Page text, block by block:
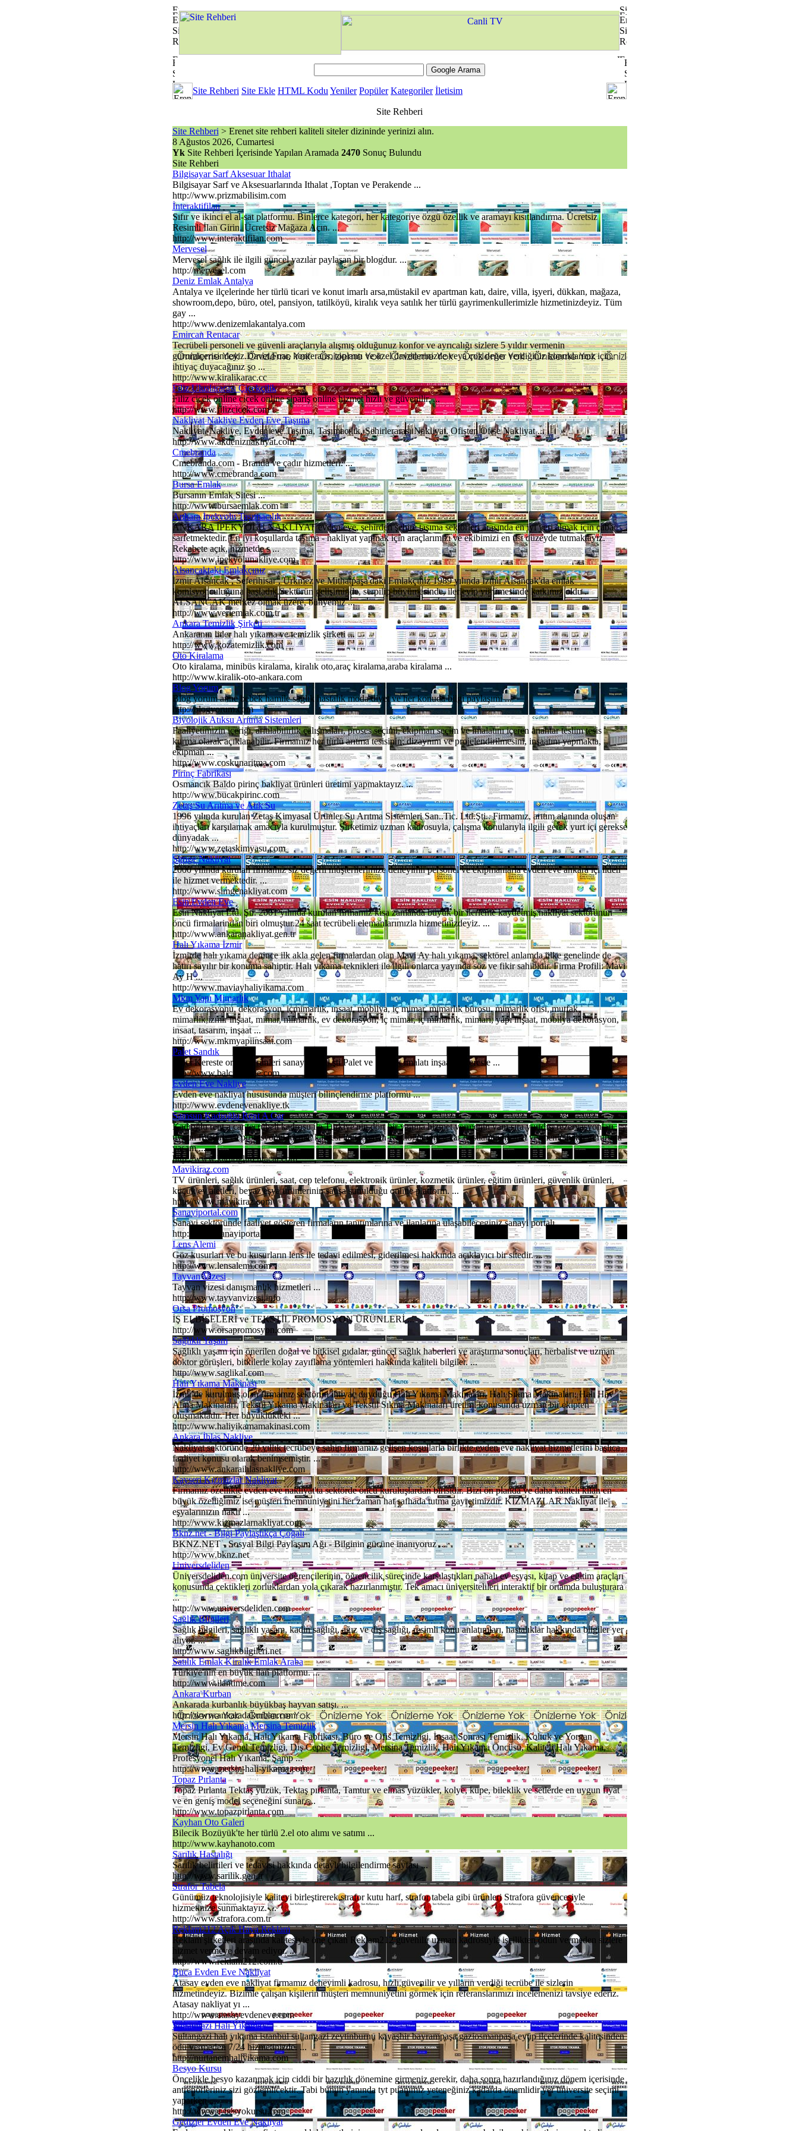
Site Rehberi Site Ekle HTML Kodu Yeniler Popüler Kategoriler İletisim
Site Rehberi
Site Rehberi > Erenet site rehberi kaliteli siteler dizininde yerinizi alın.
8 Ağustos 2026, Cumartesi
YkSite Rehberi İçerisinde Yapılan Aramada 2470Sonuç Bulundu
Site Rehberi
Bilgisayar Sarf Aksesuar Ithalat
Bilgisayar Sarf ve Aksesuarlarında Ithalat ,Toptan ve Perakende ...
http://www.prizmabilisim.com
İnteraktifilan
Sıfır ve ikinci el al-sat platformu. Binlerce kategori, her kategoriye özgü özellik ve aramayı kısıtlandırma. Ücretsiz
Resimli İlan Girin. Ücretsiz Mağaza Açın. ...
http://www.interaktifilan.com
Mervesel
Mervesel sağlık ile ilgili güncel yazılar paylaşan bir blogdur. ...
http://mervesel.com
Deniz Emlak Antalya
Antalya ve ilçelerinde her türlü ticari ve konut imarlı arsa,müstakil ev apartman katı, daire, villa, işyeri, dükkan, mağaza,
showroom,depo, büro, otel, pansiyon, tatilköyü, kiralık veya satılık her türlü gayrimenkullerimizle hizmetinizdeyiz. Tüm
gay ...
http://www.denizemlakantalya.com
Emircan Rentacar
Tecrübeli personeli ve güvenli araçlarıyla alışmış olduğunuz konfor ve ayrıcalığı sizlere 5 yıldır vermenin
gururuiçerisindeyiz.Davet,Fuar, konferans, toplantı ve özel davetlerinizde veya çok değer verdiğiniz konuklarınız için,
ihtiyaç duyacağınız şo ...
http://www.kiralikarac.cc
Filiz Uluslararası Çiçekçilik
Filiz cicek online cicek online sipariş online hizmet hızlı ve güvenilir. ...
http://www.filizcicek.com
Nakliyat Nakliye Evden Eve Taşıma
Nakliyat, Nakliye, Evden eve Taşıma, Taşımacılık, Şehirlerarası Nakliyat, Ofisten Ofise Nakliyat ...
http://www.akdeniznakliyat.com
Cmebranda
Cmebranda.com - Branda ve çadır hizmetleri. ...
http://www.cmebranda.com
Bursa Emlak
Bursanın Emlak Sitesi ...
http://www.bursaemlak.com
Ankara İpekyolu Taşımacılık
ANKARA İPEKYOLU NAKLİYAT evden eve, şehirden şehire taşıma sektörleri arasında en iyi yeri almak için çaba
sarfetmektedir. En iyi koşullarda taşıma - nakliyat yapmak için araçlarımızı ve ekibimizi en üst düzeyde tutmaktayız.
Rekabete açık, hizmetde s ...
http://www.ipekyolunakliye.com
Alsancaktaki Emlakçınız
İzmir Alsancak , Seferihisar , Ürkmez ve Mithatpaşa'daki Emlakçınız 1989 yılında İzmir Alsancak'da emlak
komisyonculuğuna başladık.Sektörün gelişiminde, serpilip büyümesinde, ilerleyip yürümesinde katkımız oldu .
ALSANCAK merkez olmak üzere, bünyemiz ...
http://www.veriemlak.com.tr
Ankara Temizlik Şirketi
Ankaranın lider halı yıkama ve temizlik şirketi ...
http://www.kozatemizlik.com
Oto Kiralama
Oto kiralama, minibüs kiralama, kiralık oto,araç kiralama,araba kiralama ...
http://www.kiralik-oto-ankara.com
Blog Yorum
Blog yorum anne bebek hamile sağlık hastalık moda diyet ve her konuda bilgi paylaşımı ...
http://blogyorum.com
Biyolojik Atıksu Arıtma Sistemleri
Faaliyetimizin içeriği, arıtılabilirlik çalışmaları, proses seçimi, ekipman seçim ve imalatını içeren anahtar teslim tesis
kurma olarak açıklanabilir. Firmamız her türlü arıtma tesisinin; dizaynını ve projelendirilmesini, inşaatını yapmakta,
ekipman ...
http://www.coskunaritma.com
Pirinç Fabrikası
Osmancık Baldo pirinç bakliyat ürünleri üretimi yapmaktayız. ...
http://www.bucakpirinc.com
Zetaş Su Arıtma ve Atık Su
1996 yılında kurulan Zetaş Kimyasal Ürünler Su Arıtma Sistemleri San..Tic. Ltd.Şti.. Firmamız, arıtım alanında oluşan
ihtiyaçları karşılamak amacıyla kurulmuştur. Şirketimiz uzman kadrosuyla, çalışma konularıyla ilgili gerek yurt içi gerekse
dünyadak ...
http://www.zetaskimyasu.com
Simge Nakliyat
2000 yılında kurulan firmamız siz değerli müşterilerimize deneyimli personel ve ekipmanlarla evden eve ankara içi ilden
ile hizmet vermektedir. ...
http://www.simgenakliyat.com
Esin Evden Eve
Esin Nakliyat Ltd. Şti. 2001 yılında kurulan firmamiz kısa zamanda büyük bir ilerleme kaydetmiş nakliyat sektörünün
öncü firmalarindan biri olmuştur.24 saat tecrübeli elemanlarımızla hizmetinizdeyiz. ...
http://www.ankaranakliyat.gen.tr
Halı Yıkama İzmir
İzmirde halı yıkama denince ilk akla gelen firmalardan olan Mavi Ay halı yıkama, sektörel anlamda ülke genelinde de
hatırı sayılır bir konuma sahiptir. Halı yıkama teknikleri ile ilgili onlarca yayında söz ve fikir sahibidir. Firma Profili: Mavi
Ay H ...
http://www.maviayhaliyikama.com
Mkm Yapı Mimarlık
Ev dekorasyonu, dekorasyon, içmimarlık, ınsaat, mobilya, iç mimar, mimarlık bürosu, mimarlık ofisi, mutfak,
mimarlik,izmir inşaat, mimar, mimarlık, ev dekorasyon, iç mimar, iç mimarlık, mimari, yapı inşaat, mobilya dekorasyon,
insaat, tasarım, inşaat ...
http://www.mkmyapiinsaat.com
Palet Sandık
Balcı Kereste orman ürünleri sanayi tic.ltd.şti Palet ve Sandık imalatı inşaatlık kereste ...
http://www.balcikereste.com
Evden Eve Nakliye
Evden eve nakliyat hususunda müşteri bilinçlendirme platformu ...
http://www.evdenevenakliye.tk
Samsun Kadıoğlu Rent A Car
Kadıoğlu rent a car tecrübeli kadrosu ile Türkiye'nin dört bir yanına hizmet vermenin yanı sıra yurtdışı rezervasyonları,
uygun fiyatları ve profesyonel hizmet kalitesi ile siz sayın Kadıoğlu rent a car dostlarına hizmet vermenin haklı gururunu
yaşam ...
http://www.kadioglurentacar.com
Mavikiraz.com
TV ürünleri, sağlık ürünleri, saat, cep telefonu, elektronik ürünler, kozmetik ürünler, eğitim ürünleri, güvenlik ürünleri,
küçük ev aletleri, beyaz eşya ürünlerinin satışa sunulduğu online platform. ...
http://www.mavikiraz.com
Sanayiportal.com
Sanayi sektöründe faaliyet gösteren firmaların tanıtımlarına ve ilanlarına ulaşabileceginiz sanayi portalı. ...
http://www.sanayiportal.com
Lens Alemi
Göz kusurları ve bu kusurların lens ile tedavi edilmesi, giderilmesi hakkında açıklayıcı bir sitedir. ...
http://www.lensalemi.com
Tayvan Vizesi
Tayvan vizesi danışmanlık hizmetleri ...
http://www.tayvanvizesi.info
Orsa Promosyon
İŞ ELBİSELERİ ve TEKSTİL PROMOSYON ÜRÜNLERİ ...
http://www.orsapromosyon.com
Sağlıklı Yaşam
Sağlıklı yaşam için önerilen doğal ve bitkisel gıdalar, güncel sağlık haberleri ve araştırma sonuçları, herbalist ve uzman
doktor görüşleri, bitkilerle kolay zayıflama yöntemleri hakkında kaliteli bilgiler. ...
http://www.saglikal.com
Halı Yıkama Makinası
İzmir'de kurulmuş olan firmamız sektörün ihtiyaç duyduğu Halı Yıkama Makinaları, Halı Sıkma Makinaları, Halı Hav
Alma Makinaları, Tekstil Yıkama Makinaları ve Tekstil Sıkma Makinaları üretimi konusunda uzman bir ekipten
oluşmaktadır. Her büyüklükteki ...
http://www.haliyikamamakinasi.com
Ankara İhlas Nakliye
Nakliyat sektöründe 20 yıllık tecrübeye sahip firmamız gelişen koşullarla birlikte evden eve nakliyat hizmetlerini başlıca
faaliyet konusu olarak benimsemiştir. ...
http://www.ankaraihlasnakliye.com
Kayseri Kızmazlar Nakliyat
Firmamız özellikle evden eve nakliyat'ta sektörde öncü kuruluşlardan birisidir. Bizi ön planda ve daha kaliteli kılan en
büyük özelliğimiz ise müşteri memnuniyetini her zaman hat safhada tutma gayretimizdir. KIZMAZLAR Nakliyat ile
eşyalarınızın nakli ...
http://www.kizmazlarnakliyat.com
Bknz.net - Bilgi Paylaştıkça Çoğalı
BKNZ.NET - Sosyal Bilgi Paylaşım Ağı - Bilginin gücüne inanıyoruz ...
http://www.bknz.net
Universdeliden
Üniversdeliden.com üniversite öğrencilerinin, öğrencilik sürecinde karşılaştıkları pahalı ev eşyası, kitap ve eğitim araçları
konusunda çektikleri zorluklardan yola çıkarak hazırlanmıştır. Tek amacı üniversitelileri interaktif bir ortamda buluşturara
...
http://www.universdeliden.com
Sağlık Bilgileri
Sağlık bilgileri, sağlıklı yaşam, kadın sağlığı, ağız ve diş sağlığı, resimli konu anlatımları, hastalıklar hakkında bilgiler yer
alıyor. ...
http://www.saglikbilgileri.net
Satılık Emlak Kiralık Emlak Araba
Türkiye'nin en büyük ilan platformu. ...
http://www.ilantime.com
Ankara Kurban
Ankarada kurbanlık büyükbaş hayvan satışı. ...
http://www.ankaradakurban.com
Mersin Halı Yıkama Mersina Temizlik
Mersin Halı Yıkama, Halı Yıkama Fabrikası, Büro ve Ofis Temizligi, İnşaat Sonrası Temizlik, Koltuk ve Yorgan
Temizligi, Ev Genel Temizligi, Dış Cephe Temizligi, Mersina Temizlik, Halı Yıkama Öncüsü, Kaliteli Halı Yıkama,
Profesyonel Halı Yıkama, Şamp ...
http://www.mersin-hali-yikama.com
Topaz Pırlanta
Topaz Pırlanta Tektaş yüzük, Tektaş pırlanta, Tamtur ve elmas yüzükler, kolye, küpe, bileklik ve setlerde en uygun fiyat
ve en geniş model seçeneğini sunar. ...
http://www.topazpirlanta.com
Kayhan Oto Galeri
Bilecik Bozüyük'te her türlü 2.el oto alımı ve satımı ...
http://www.kayhanoto.com
Sarılık Hastalığı
Sarılık belirtileri ve tedavisi hakkında detaylı bilgilendirme sayfası ...
http://www.sarilik.gen.tr
Strafor Tabela
Günümüz teknolojisiyle kaliteyi birleştirerek strafor kutu harf, strafor tabela gibi ürünleri Strafora güvencesiyle
hizmetinize sunmaktayız. ...
http://www.strafora.com.tr
Reklam212 Açık Hava Reklam
Reklam şirketleri arasında kalitesiyle öne çıkan Reklam212 güvenilir uzman kadrosuyla işçilikten ödün vermeden sizlere
hizmet vermeye devam ediyor. ...
http://www.reklam212.com.tr
Buca Evden Eve Nakliyat
Atasay evden eve nakliyat firmamız deneyimli kadrosu, hızlı,güvenilir ve yılların verdiği tecrübe ile sizlerin
hizmetindeyiz. Bizimle çalışan kişilerin müşteri memnuniyetini görmek için referanslarımızı incelemenizi tavsiye ederiz.
Atasay nakliyat yı ...
http://www.atasayevdeneve.com
Sultangazi Halı Yıkama
Sultangazi halı yıkama istanbul sultangazi zeytinburnu kayaşhir bayrampaşa gaziosmanpaşa eyüp ilçelerinde kalitesinden
ödü vermeden 7/24 hizmetinizde. ...
http://nurtanemhaliyikama.com
Besyo Kursu
Öncelikle besyo kazanmak için ciddi bir hazırlık dönemine girmeniz gerekir, daha sonra hazırlandığınız dönem içerisinde
antrenörleriniz sizi gözlemlicektir. Tabi bunun yanında tyt puanımız yeteneğiniz kadarda önemlidir yer üniversite seçimi
yaparken ...
http://www.e-besyokursu.com
Gedizler Evden Eve Nakliyat